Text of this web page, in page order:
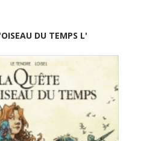
DU TEMPS L'